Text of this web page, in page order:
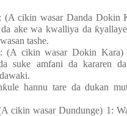
: (A cikin wasar Danda Dokin
ake wa kwalliya da ƙyallaye
wasan tashe.
: (A cikin wasar Dokin Kara)
suke amfani da kararen
dawaki.
ƙule hannu tare da dukan
cikin wasar Dundunge) 1: